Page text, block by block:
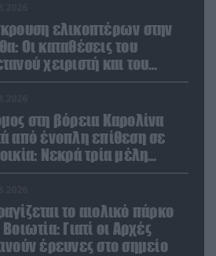
ελικοπτέρων στην
Οι καταθέσεις του
χειριστή και του
πιλότου από το δεύτερο
στη βόρεια Καρολίνα
από ένοπλη επίθεση σε
Νεκρά τρία μέλη
– 4 οι τραυματίες
το αιολικό πάρκο
Γιατί οι Αρχές
έρευνες στο σημείο